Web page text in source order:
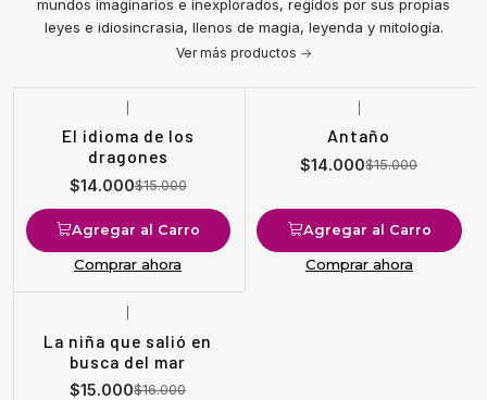
mundos imaginarios e inexplorados, regidos por sus propias
leyes e idiosincrasia, llenos de magia, leyenda y mitología.
Ver más productos
El idioma de los
dragones
$14.000$15.000
Agregar al Carro
Comprar ahora
Antaño
$14.000$15.000
Agregar al Carro
Comprar ahora
La niña que salió en
busca del mar
$15.000$16.000